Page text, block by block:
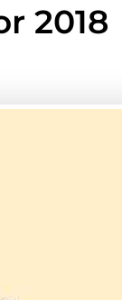
2018